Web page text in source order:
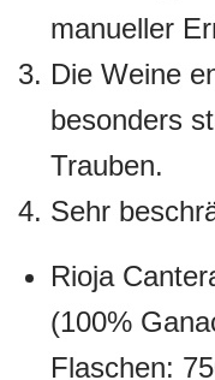
manueller
Die Weine
besonders
Trauben.
Sehr
Rioja
(100%
Flaschen: